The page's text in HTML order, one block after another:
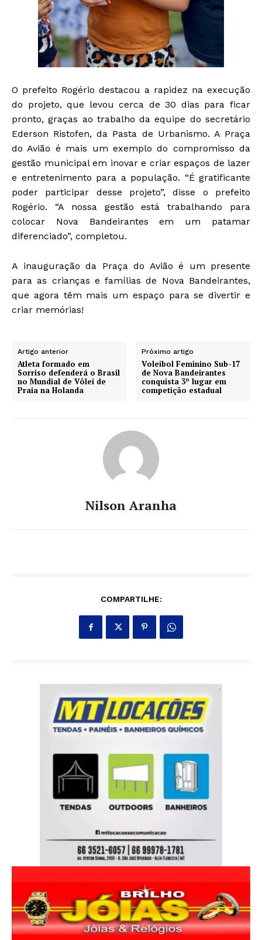
O prefeito Rogério destacou a rapidez na execução
do projeto, que levou cerca de 30 dias para ficar
pronto, graças ao trabalho da equipe do secretário
Ederson Ristofen, da Pasta de Urbanismo. A Praça
do Avião é mais um exemplo do compromisso da
gestão municipal em inovar e criar espaços de lazer
e entretenimento para a população. “É gratificante
poder participar desse projeto”, disse o prefeito
Rogério. “A nossa gestão está trabalhando para
colocar Nova Bandeirantes em um patamar
diferenciado”, completou.
A inauguração da Praça do Avião é um presente
para as crianças e famílias de Nova Bandeirantes,
que agora têm mais um espaço para se divertir e
criar memórias!
Artigo anterior
Atleta formado em
Sorriso defenderá o Brasil
no Mundial de Vôlei de
Praia na Holanda
Próximo artigo
Voleibol Feminino Sub-17
de Nova Bandeirantes
conquista 3º lugar em
competição estadual
Nilson Aranha
COMPARTILHE: